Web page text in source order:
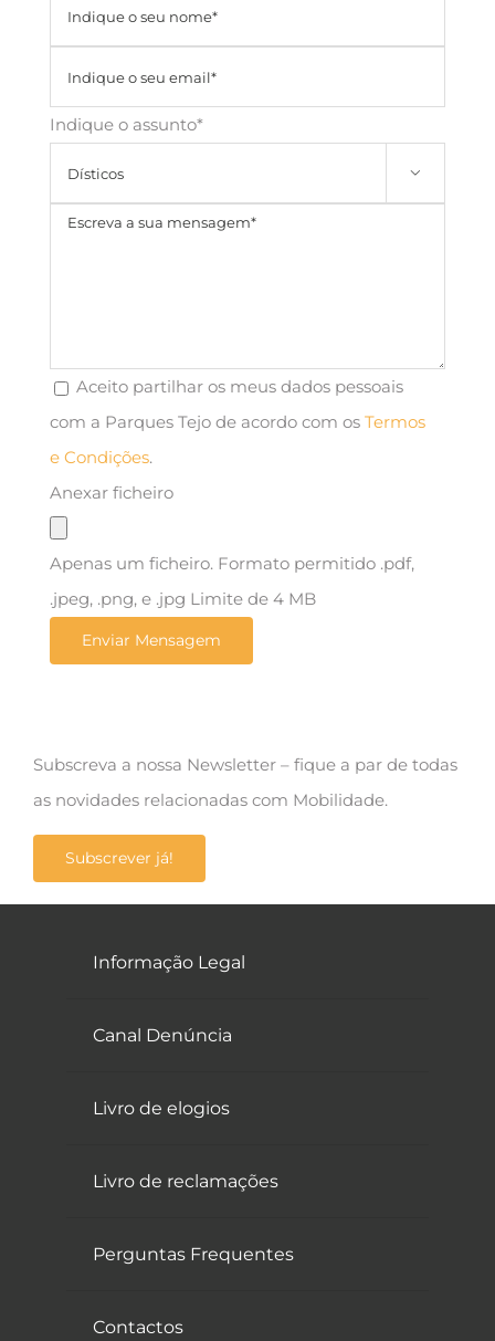
Indique o assunto*

Aceito partilhar os meus dados pessoais
com a Parques Tejo de acordo com os Termos
e Condições.
Anexar ficheiro
Apenas um ficheiro. Formato permitido .pdf,
.jpeg, .png, e .jpg Limite de 4 MB
Subscreva a nossa Newsletter – fique a par de todas
as novidades relacionadas com Mobilidade.
Subscrever já!
Informação Legal
Canal Denúncia
Livro de elogios
Livro de reclamações
Perguntas Frequentes
Contactos